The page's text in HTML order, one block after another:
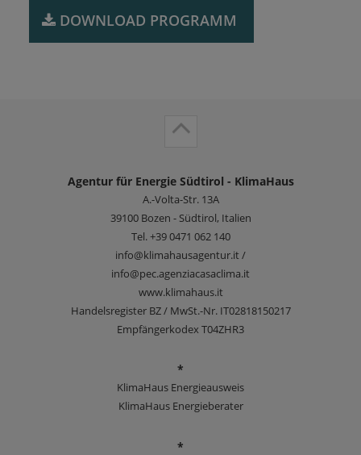
DOWNLOAD ​PROGRAMM
Agentur für Energie Südtirol - KlimaHaus
A.-Volta-Str. 13A
39100 Bozen - Südtirol, Italien
Tel.+39 0471 062 140
info@klimahausagentur.it /
info@pec.agenziacasaclima.it
www.klimahaus.it
Handelsregister BZ / MwSt.-Nr. IT02818150217
Empfängerkodex T04ZHR3
*
KlimaHaus Energieausweis
KlimaHaus Energieberater
*